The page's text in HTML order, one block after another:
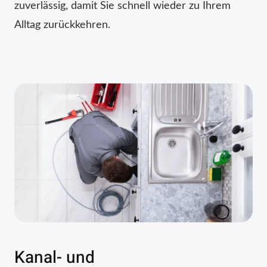
zuverlässig, damit Sie schnell wieder zu Ihrem
Alltag zurückkehren.
Kanal- und